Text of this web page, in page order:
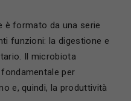
è formato da una serie
funzioni: la digestione e
Il microbiota
per
e, quindi, la produttività